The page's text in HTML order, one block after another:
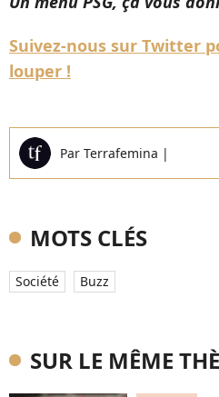
Suivez-nous sur Twitter
louper !
Par Terrafemina |
MOTS CLÉS
Société Buzz
SUR LE MÊME